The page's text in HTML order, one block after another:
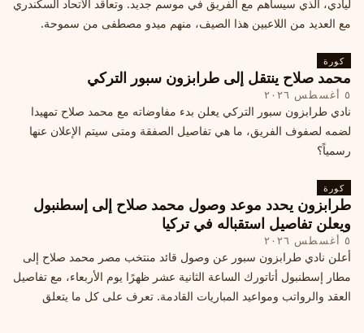
ليادي، الذي سيساهم مع الفريق في موسم جديد. وتعاقد الاتحاد السكندري
مع العديد من اللاعبين هذا الصيف، منهم ميدو مصطفى من سموحة.
كورة
محمد صلاح ينتقل إلى طرابزون سبور التركي
٥ أغسطس ٢٠٢٦
نادي طرابزون سبور التركي يعلن بدء مفاوضاته مع محمد صلاح تمهيدا
لضمه لصفوف الفريق، ما هي تفاصيل الصفقة ومتى سيتم الإعلان عنها
رسمياً؟
كورة
طرابزون يحدد موعد وصول محمد صلاح إلى إسطنبول
ويعلن تفاصيل استقباله في تركيا
٥ أغسطس ٢٠٢٦
أعلن نادي طرابزون سبور عن وصول قائد منتخب مصر محمد صلاح إلى
مطار إسطنبول أتاتورك الساعة الثانية عشر ظهرًا يوم الأربعاء، مع تفاصيل
العقد والرواتب ومواعيد المباريات القادمة. تعرف على كل ما يتعلق